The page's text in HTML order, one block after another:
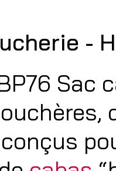
-
Sac